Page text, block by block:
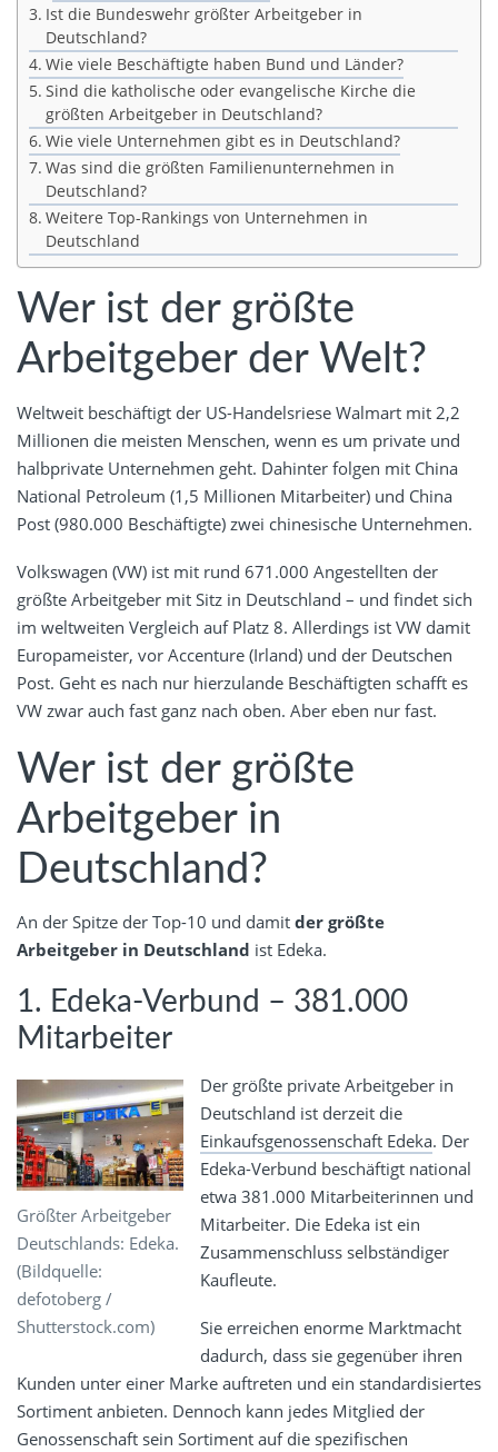
Ist die Bundeswehr größter Arbeitgeber in
Deutschland?
Wie viele Beschäftigte haben Bund und Länder?
Sind die katholische oder evangelische Kirche die
größten Arbeitgeber in Deutschland?
Wie viele Unternehmen gibt es in Deutschland?
Was sind die größten Familienunternehmen in
Deutschland?
Weitere Top-Rankings von Unternehmen in
Deutschland
Wer ist der größte
Arbeitgeber der Welt?
Weltweit beschäftigt der US-Handelsriese Walmart mit 2,2
Millionen die meisten Menschen, wenn es um private und
halbprivate Unternehmen geht. Dahinter folgen mit China
National Petroleum (1,5 Millionen Mitarbeiter) und China
Post (980.000 Beschäftigte) zwei chinesische Unternehmen.
Volkswagen (VW) ist mit rund 671.000 Angestellten der
größte Arbeitgeber mit Sitz in Deutschland – und findet sich
im weltweiten Vergleich auf Platz 8. Allerdings ist VW damit
Europameister, vor Accenture (Irland) und der Deutschen
Post. Geht es nach nur hierzulande Beschäftigten schafft es
VW zwar auch fast ganz nach oben. Aber eben nur fast.
Wer ist der größte
Arbeitgeber in
Deutschland?
An der Spitze der Top-10 und damit der größte
Arbeitgeber in Deutschland ist Edeka.
1. Edeka-Verbund – 381.000
Mitarbeiter
Größter Arbeitgeber
Deutschlands: Edeka.
(Bildquelle:
defotoberg /
Shutterstock.com)
Der größte private Arbeitgeber in
Deutschland ist derzeit die
Einkaufsgenossenschaft Edeka. Der
Edeka-Verbund beschäftigt national
etwa 381.000 Mitarbeiterinnen und
Mitarbeiter. Die Edeka ist ein
Zusammenschluss selbständiger
Kaufleute.
Sie erreichen enorme Marktmacht
dadurch, dass sie gegenüber ihren
Kunden unter einer Marke auftreten und ein standardisiertes
Sortiment anbieten. Dennoch kann jedes Mitglied der
Genossenschaft sein Sortiment auf die spezifischen